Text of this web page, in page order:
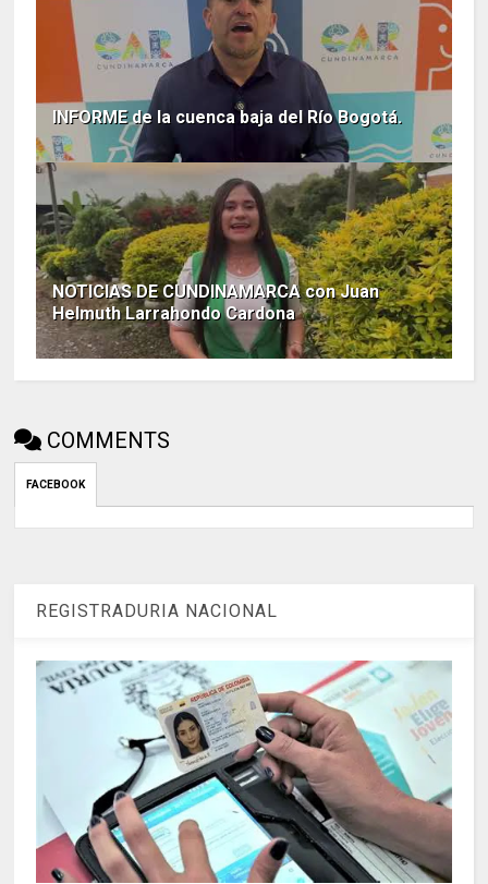
INFORME de la cuenca baja del Río Bogotá.
NOTICIAS DE CUNDINAMARCA con Juan
Helmuth Larrahondo Cardona
COMMENTS
FACEBOOK
REGISTRADURIA NACIONAL